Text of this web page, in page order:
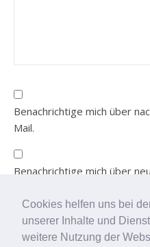
Cookies helfen uns bei
unserer Inhalte und
weitere Nutzung der
Benachrichtige mich über
Mail.
Benachrichtige mich über
Durch